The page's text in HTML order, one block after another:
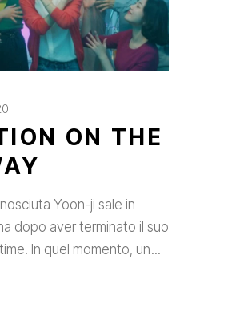
ON THE
Yoon-ji sale in
dopo aver terminato il suo
In quel momento, un